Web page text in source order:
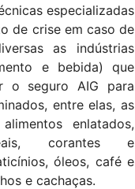
especializadas
de crise em caso de
as indústrias
e bebida) que
o seguro AIG para
entre elas, as
enlatados,
corantes e
óleos, café e
e cachaças.